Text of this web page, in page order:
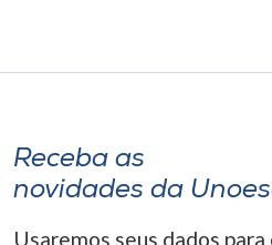
Receba as
novidades da
Usaremos seus dados